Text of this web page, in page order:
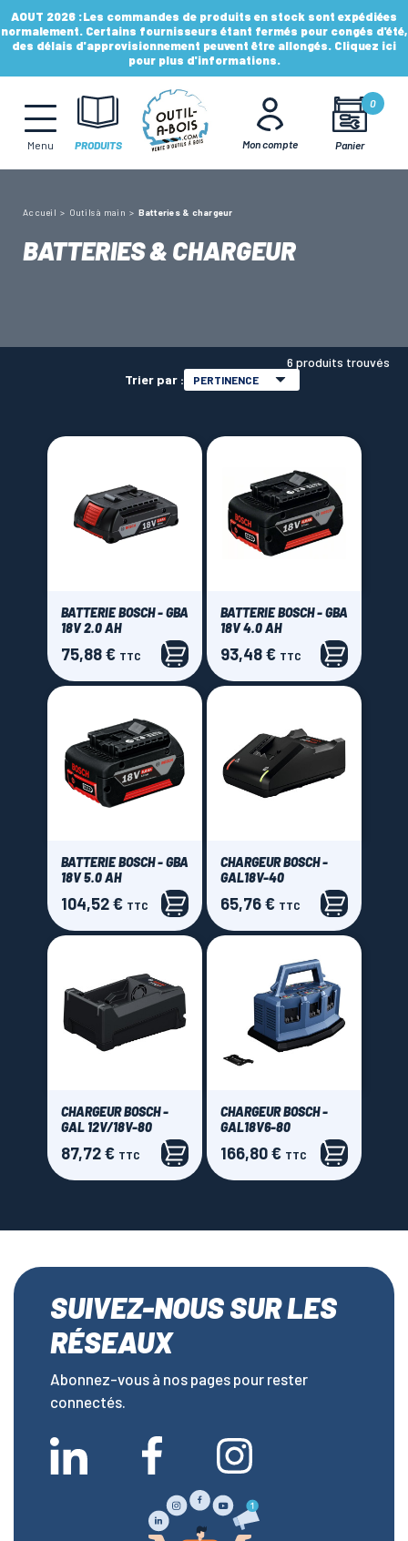
AOUT 2026 :Les commandes de produits en stock sont expédiées
normalement. Certains fournisseurs étant fermés pour congés d'été,
des délais d'approvisionnement peuvent être allongés. Cliquez ici
pour plus d'informations.
Menu PRODUITS Mon compte Panier
0
MÈCHES, FRAISES & FORETS
LAMES & DISQUES
Accueil Outils à main Batteries & chargeur
BATTERIES & CHARGEUR
6 produits trouvés
Trier par :
PERTINENCE
BATTERIE BOSCH - GBA
18V 2.0 AH
Prix
75,88 € TTC
BATTERIE BOSCH - GBA
18V 4.0 AH
Prix
93,48 € TTC
BATTERIE BOSCH - GBA
18V 5.0 AH
Prix
104,52 € TTC
CHARGEUR BOSCH -
GAL18V-40
Prix
65,76 € TTC
CHARGEUR BOSCH -
GAL 12V/18V-80
Prix
87,72 € TTC
CHARGEUR BOSCH -
GAL18V6-80
Prix
166,80 € TTC
SUIVEZ-NOUS SUR LES
RÉSEAUX
Abonnez-vous à nos pages pour rester
connectés.